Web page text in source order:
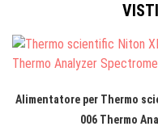
Alimentatore per Thermo
006 Thermo